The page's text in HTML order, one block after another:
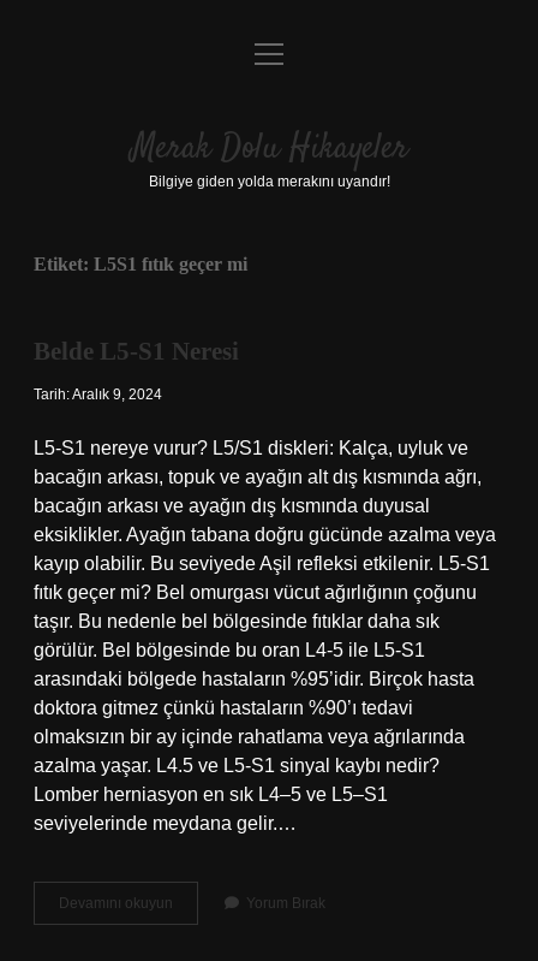
Anasayfa
Yasal Uyarı
menüyü
Merak Dolu Hikayeler
Bilgiye giden yolda merakını uyandır!
Etiket: L5S1 fıtık geçer mi
Belde L5-S1 Neresi
Tarih: Aralık 9, 2024
L5-S1 nereye vurur? L5/S1 diskleri: Kalça, uyluk ve
bacağın arkası, topuk ve ayağın alt dış kısmında ağrı,
bacağın arkası ve ayağın dış kısmında duyusal
eksiklikler. Ayağın tabana doğru gücünde azalma veya
kayıp olabilir. Bu seviyede Aşil refleksi etkilenir. L5-S1
fıtık geçer mi? Bel omurgası vücut ağırlığının çoğunu
taşır. Bu nedenle bel bölgesinde fıtıklar daha sık
görülür. Bel bölgesinde bu oran L4-5 ile L5-S1
arasındaki bölgede hastaların %95’idir. Birçok hasta
doktora gitmez çünkü hastaların %90’ı tedavi
olmaksızın bir ay içinde rahatlama veya ağrılarında
azalma yaşar. L4.5 ve L5-S1 sinyal kaybı nedir?
Lomber herniasyon en sık L4–5 ve L5–S1
seviyelerinde meydana gelir.…
Devamını okuyun
L5-
Yorum Bırak